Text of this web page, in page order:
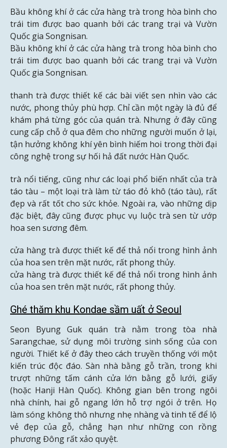
Bầu không khí ở các cửa hàng trà trong hòa bình cho
trái tim được bao quanh bởi các trang trại và Vườn
Quốc gia Songnisan.
Bầu không khí ở các cửa hàng trà trong hòa bình cho
trái tim được bao quanh bởi các trang trại và Vườn
Quốc gia Songnisan.
thanh trà được thiết kế các bài viết sen nhìn vào các
nước, phong thủy phù hợp. Chỉ cần một ngày là đủ để
khám phá từng góc của quán trà. Nhưng ở đây cũng
cung cấp chỗ ở qua đêm cho những người muốn ở lại,
tận hưởng không khí yên bình hiếm hoi trong thời đại
công nghệ trong sự hối hả đất nước Hàn Quốc.
trà nổi tiếng, cũng như các loại phổ biến nhất của trà
táo tàu – một loại trà làm từ táo đỏ khô (táo tàu), rất
đẹp và rất tốt cho sức khỏe. Ngoài ra, vào những dịp
đặc biệt, đây cũng được phục vụ luộc trà sen từ ướp
hoa sen sương đêm.
cửa hàng trà được thiết kế để thả nổi trong hình ảnh
của hoa sen trên mặt nước, rất phong thủy.
cửa hàng trà được thiết kế để thả nổi trong hình ảnh
của hoa sen trên mặt nước, rất phong thủy.
Ghé thăm khu Kondae sầm uất ở Seoul
Seon Byung Guk quán trà nằm trong tòa nhà
Sarangchae, sử dụng môi trường sinh sống của con
người. Thiết kế ở đây theo cách truyền thống với một
kiến trúc độc đáo. Sàn nhà bằng gỗ trần, trong khi
trượt những tấm cánh cửa lớn bằng gỗ lưới, giấy
(hoặc Hanji Hàn Quốc). Không gian bên trong ngôi
nhà chính, hai gỗ ngang lớn hỗ trợ ngói ở trên. Họ
làm sóng không thô nhưng nhẹ nhàng và tinh tế để lộ
vẻ đẹp của gỗ, chẳng hạn như những con rồng
phương Đông rất xảo quyệt.